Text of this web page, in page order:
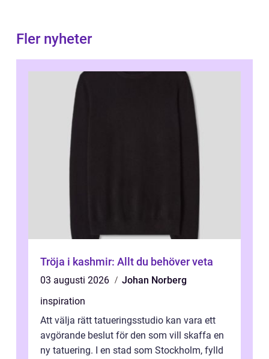
Fler nyheter
Tröja i kashmir: Allt du behöver veta
03 augusti 2026
Johan Norberg
inspiration
Att välja rätt tatueringsstudio kan vara ett
avgörande beslut för den som vill skaffa en
ny tatuering. I en stad som Stockholm, fylld